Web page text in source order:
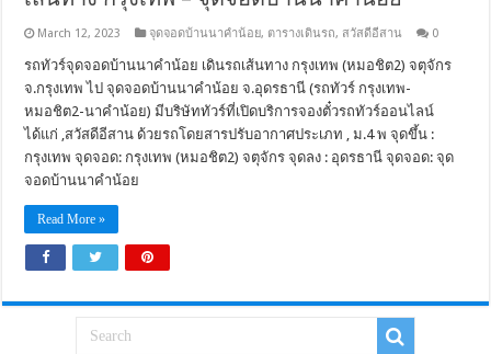
March 12, 2023 จุดจอดบ้านนาคำน้อย, ตารางเดินรถ, สวัสดีอีสาน 0
รถทัวร์จุดจอดบ้านนาคำน้อย เดินรถเส้นทาง กรุงเทพ (หมอชิต2) จตุจักร
จ.กรุงเทพ ไป จุดจอดบ้านนาคำน้อย จ.อุดรธานี (รถทัวร์ กรุงเทพ-
หมอชิต2-นาคำน้อย) มีบริษัททัวร์ที่เปิดบริการจองตั๋วรถทัวร์ออนไลน์
ได้แก่ ,สวัสดีอีสาน ด้วยรถโดยสารปรับอากาศประเภท , ม.4 พ จุดขึ้น :
กรุงเทพ จุดจอด: กรุงเทพ (หมอชิต2) จตุจักร จุดลง : อุดรธานี จุดจอด: จุด
จอดบ้านนาคำน้อย
Read More »